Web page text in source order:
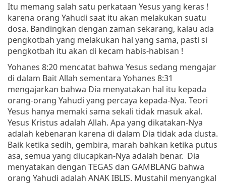
Itu memang salah satu perkataan Yesus yang keras !
karena orang Yahudi saat itu akan melakukan suatu
dosa. Bandingkan dengan zaman sekarang, kalau ada
pengkotbah yang melakukan hal yang sama, pasti si
pengkotbah itu akan di kecam habis-habisan !
Yohanes 8:20 mencatat bahwa Yesus sedang mengajar
di dalam Bait Allah sementara Yohanes 8:31
mengajarkan bahwa Dia menyatakan hal itu kepada
orang-orang Yahudi yang percaya kepada-Nya. Teori
Yesus hanya memaki sama sekali tidak masuk akal.
Yesus Kristus adalah Allah. Apa yang dikatakan-Nya
adalah kebenaran karena di dalam Dia tidak ada dusta.
Baik ketika sedih, gembira, marah bahkan ketika putus
asa, semua yang diucapkan-Nya adalah benar. Dia
menyatakan dengan TEGAS dan GAMBLANG bahwa
orang Yahudi adalah ANAK IBLIS. Mustahil menyangkal